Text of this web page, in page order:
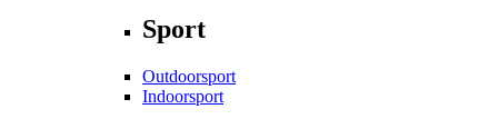
Sport
Outdoorsport
Indoorsport